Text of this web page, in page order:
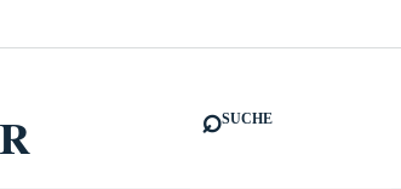
⌕SUCHE